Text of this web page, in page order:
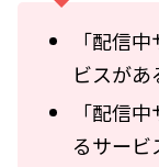
「配信
ビスがあ
「配信
るサービ